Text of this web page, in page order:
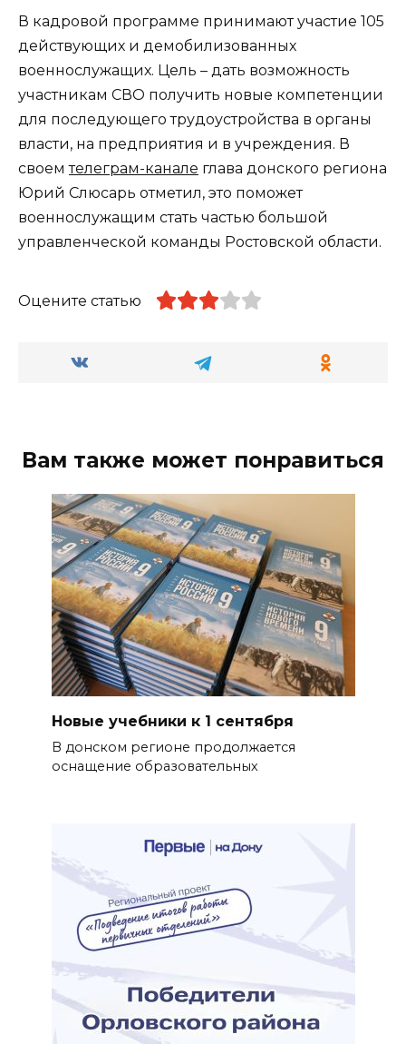
В кадровой программе принимают участие 105
действующих и демобилизованных
военнослужащих. Цель – дать возможность
участникам СВО получить новые компетенции
для последующего трудоустройства в органы
власти, на предприятия и в учреждения. В
своемтелеграм-канале глава донского региона
Юрий Слюсарь отметил, это поможет
военнослужащим стать частью большой
управленческой команды Ростовской области.
Оцените статью
Вам также может понравиться
Новые учебники к 1 сентября
В донском регионе продолжается
оснащение образовательных